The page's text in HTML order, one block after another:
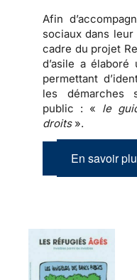
Afin
sociaux dans
cadre du projet
d’asile a
permettant
les démarches
public : « le
droits».
En savoir